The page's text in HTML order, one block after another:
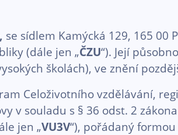
se sídlem Kamýcká 129, 165 00
(dále jen „ČZU“). Její
školách), ve znění
Celoživotního vzdělávání,
v souladu s § 36 odst. 2
jen „VU3V“), pořádaný